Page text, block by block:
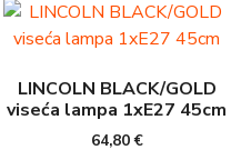
LINCOLN BLACK/GOLD
viseća lampa 1xE27 45cm
64,80€